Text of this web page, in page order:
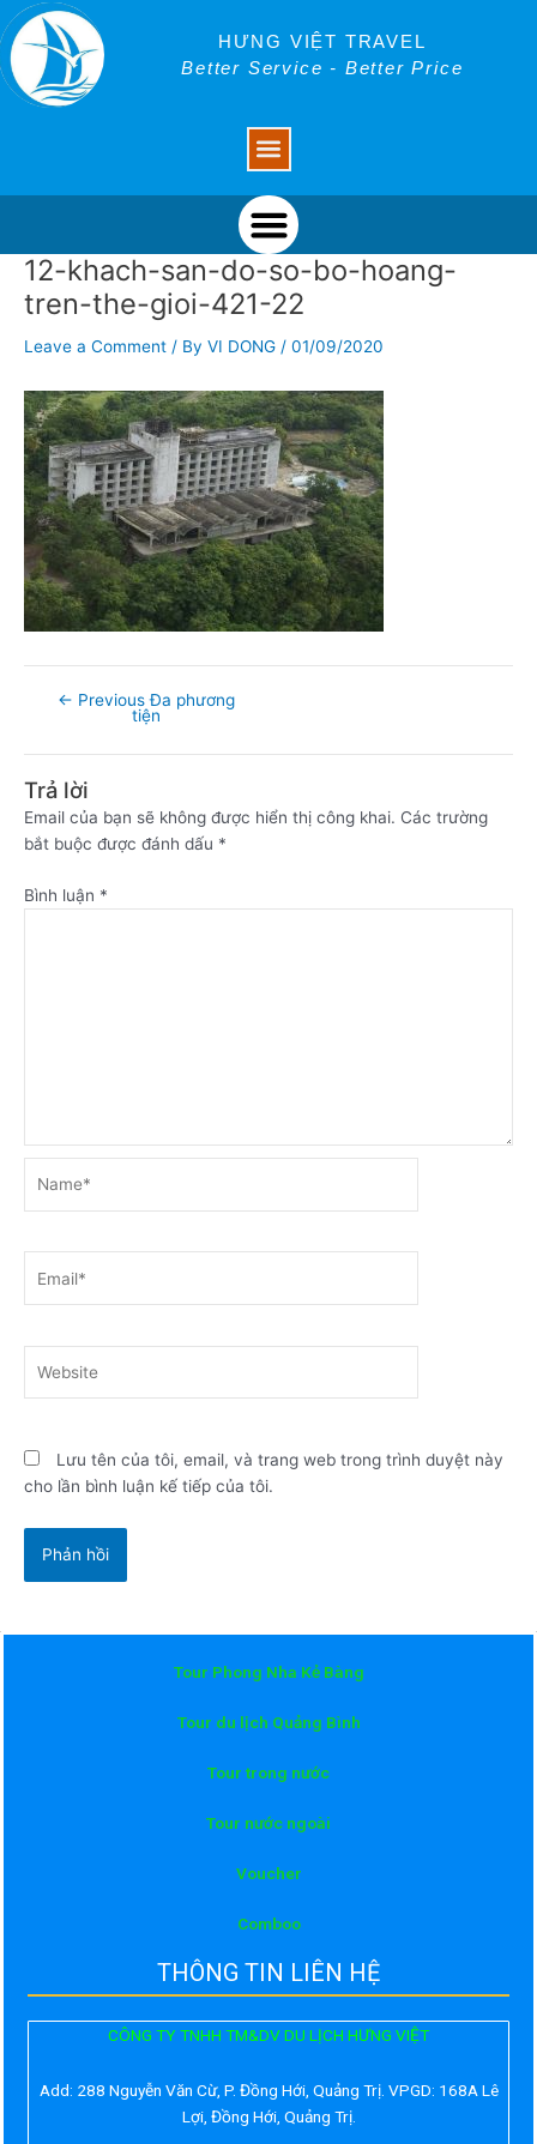
Skip
to
content
HƯNG VIỆT TRAVEL
Better Service - Better Price
Menu
12-khach-san-do-so-bo-hoang-
tren-the-gioi-421-22
Leave a Comment / By VI DONG / 01/09/2020
Post
navigation
← Previous Đa phương
tiện
Trả lời
Email của bạn sẽ không được hiển thị công khai. Các trường
bắt buộc được đánh dấu *
Bình luận *
Lưu tên của tôi, email, và trang web trong trình duyệt này
cho lần bình luận kế tiếp của tôi.
Tour Phong Nha Kẻ Bàng
Tour du lịch Quảng Bình
Tour trong nước
Tour nước ngoài
Voucher
Comboo
THÔNG TIN LIÊN HỆ
CÔNG TY TNHH TM&DV DU LỊCH HƯNG VIỆT
Add: 288 Nguyễn Văn Cừ, P. Đồng Hới, Quảng Trị. VPGD: 168A Lê
Lợi, Đồng Hới, Quảng Trị.